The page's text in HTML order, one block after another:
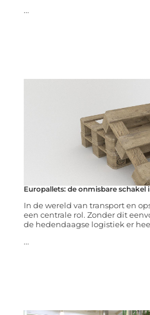
...
Europallets: de onmisbare
In de wereld van transport en
een centrale rol. Zonder dit
de hedendaagse logistiek er
...